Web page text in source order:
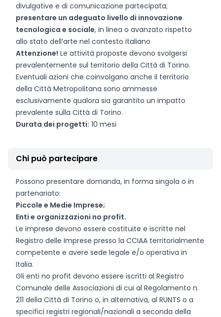
divulgative e di comunicazione partecipata;
presentare un adeguato livello di innovazione
tecnologica e sociale, in linea o avanzato rispetto
allo stato dell’arte nel contesto italiano
Attenzione! Le attività proposte devono svolgersi
prevalentemente sul territorio della Città di Torino.
Eventuali azioni che coinvolgano anche il territorio
della Città Metropolitana sono ammesse
esclusivamente qualora sia garantito un impatto
prevalente sulla Città di Torino.
Durata dei progetti: 10 mesi
Chi può partecipare
Possono presentare domanda, in forma singola o in
partenariato:
Piccole e Medie Imprese;
Enti e organizzazioni no profit.
Le imprese devono essere costituite e iscritte nel
Registro delle Imprese presso la CCIAA territorialmente
competente e avere sede legale e/o operativa in
Italia.
Gli enti no profit devono essere iscritti al Registro
Comunale delle Associazioni di cui al Regolamento n.
211 della Città di Torino o, in alternativa, al RUNTS o a
specifici registri regionali/nazionali a seconda della